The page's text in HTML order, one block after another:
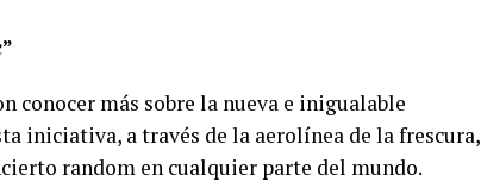
conocer más sobre la nueva e inigualable
iniciativa, a través de la aerolínea de la frescura,
random en cualquier parte del mundo.